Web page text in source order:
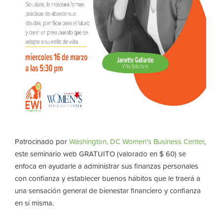
Patrocinado porWashington, DC Women's Business Center,
este seminario web GRATUITO (valorado en $ 60) se
enfoca en ayudarle a administrar sus finanzas personales
con confianza y establecer buenos hábitos que le traerá a
una sensación general de bienestar financiero y confianza
en sí misma.